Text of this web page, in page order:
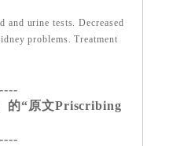
urine tests. Decreased
problems. Treatment
的“原文Priscribing